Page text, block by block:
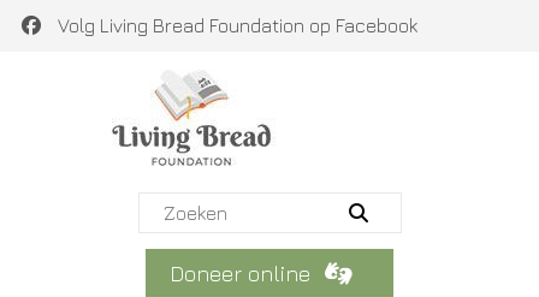
Volg Living Bread Foundation op Facebook
Doneer online